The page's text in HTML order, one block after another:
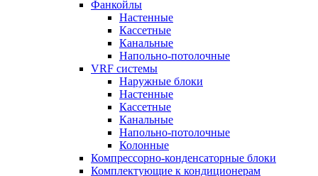
Фанкойлы
Настенные
Кассетные
Канальные
Напольно-потолочные
VRF системы
Наружные блоки
Настенные
Кассетные
Канальные
Напольно-потолочные
Колонные
Компрессорно-конденсаторные блоки
Комплектующие к кондиционерам